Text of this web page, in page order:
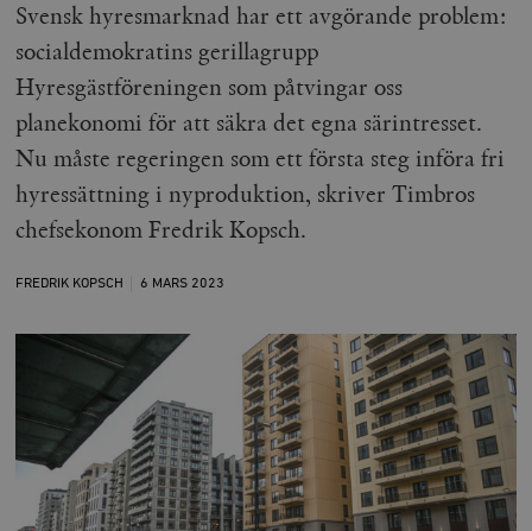
Svensk hyresmarknad har ett avgörande problem:
socialdemokratins gerillagrupp
Hyresgästföreningen som påtvingar oss
planekonomi för att säkra det egna särintresset.
Nu måste regeringen som ett första steg införa fri
hyressättning i nyproduktion, skriver Timbros
chefsekonom Fredrik Kopsch.
FREDRIK KOPSCH 6 MARS 2023